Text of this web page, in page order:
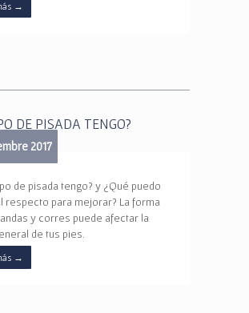
→
DE PISADA TENGO?
2017
de pisada tengo? y ¿Qué puedo
respecto para mejorar? La forma
y corres puede afectar la
de tus pies.
→